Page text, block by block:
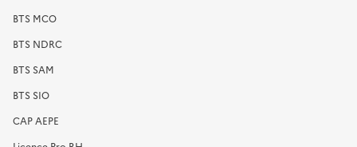
BTS MCO
BTS NDRC
BTS SAM
BTS SIO
CAP AEPE